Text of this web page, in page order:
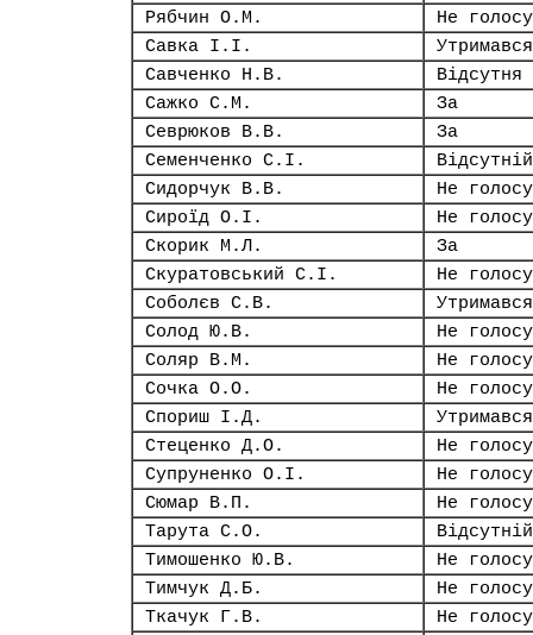
Рябчин О.М.
Не
Савка І.І.
Утримався
Савченко Н.В.
Відсутня
Сажко С.М.
За
Севрюков В.В.
За
Семенченко С.І.
Відсутній
Сидорчук В.В.
Не
Сироїд О.І.
Не
Скорик М.Л.
За
Скуратовський С.І.
Не
Соболєв С.В.
Утримався
Солод Ю.В.
Не
Соляр В.М.
Не
Сочка О.О.
Не
Спориш І.Д.
Утримався
Стеценко Д.О.
Не
Супруненко О.І.
Не
Сюмар В.П.
Не
Тарута С.О.
Відсутній
Тимошенко Ю.В.
Не
Тимчук Д.Б.
Не
Ткачук Г.В.
Не